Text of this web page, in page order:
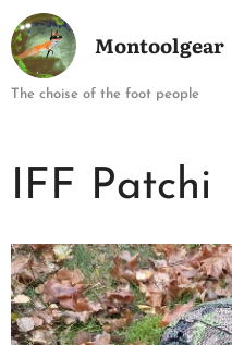
Montoolgear
The choise of the foot people
IFF Patchi